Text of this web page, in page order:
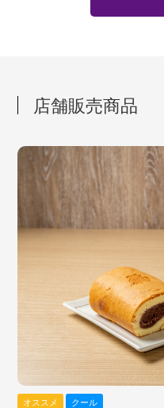
店舗販売商品
オススメ クール